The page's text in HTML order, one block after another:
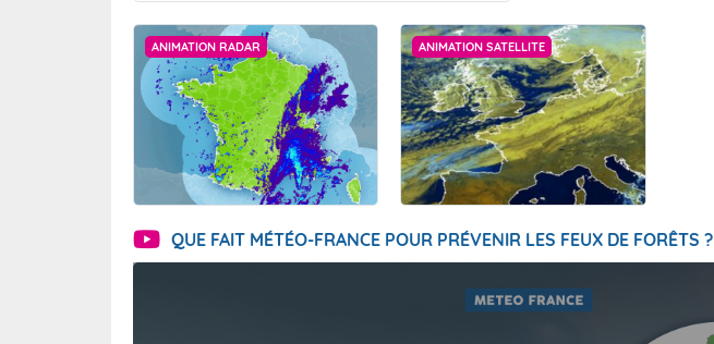
ANIMATION RADAR ANIMATION SATELLITE
QUE FAIT MÉTÉO-FRANCE POUR PRÉVENIR LES FEUX DE FORÊTS ?